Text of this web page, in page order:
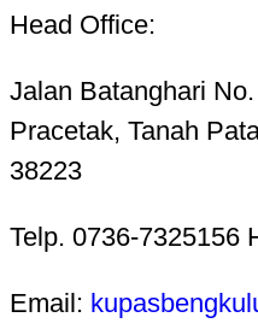
Head Office:
Jalan Batanghari
Pracetak, Tanah
38223
Telp. 0736-7325156
Email: